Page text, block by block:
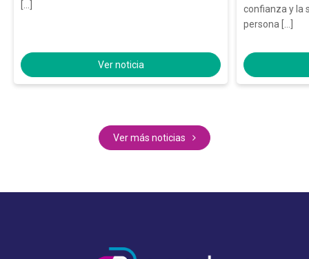
Ver noticia
confianza y la
persona […]
Ver más noticias